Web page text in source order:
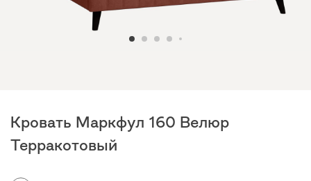
Кровать Маркфул 160 Велюр
Терракотовый